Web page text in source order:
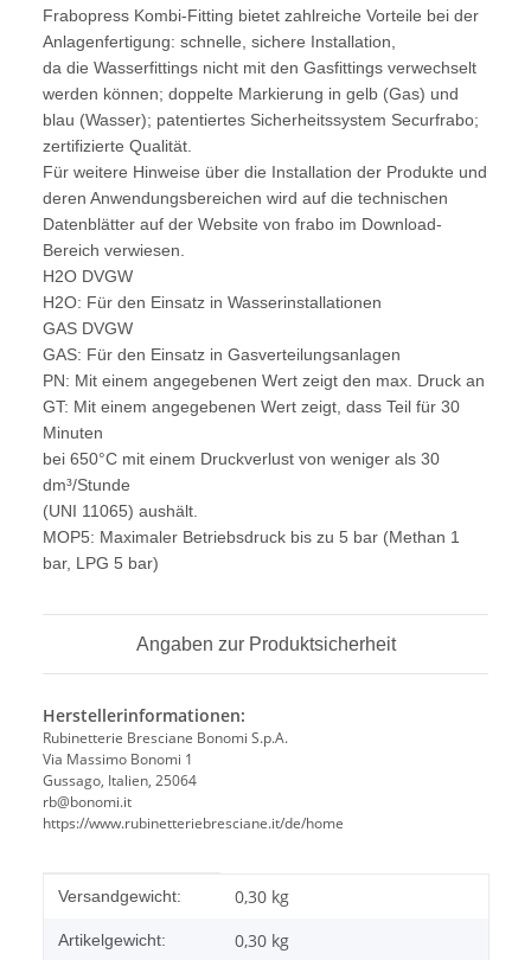
Frabopress Kombi-Fitting bietet zahlreiche Vorteile bei der
Anlagenfertigung: schnelle, sichere Installation,
da die Wasserfittings nicht mit den Gasfittings verwechselt
werden können; doppelte Markierung in gelb (Gas) und
blau (Wasser); patentiertes Sicherheitssystem Securfrabo;
zertifizierte Qualität.
Für weitere Hinweise über die Installation der Produkte und
deren Anwendungsbereichen wird auf die technischen
Datenblätter auf der Website von frabo im Download-
Bereich verwiesen.
H2O DVGW
H2O: Für den Einsatz in Wasserinstallationen
GAS DVGW
GAS: Für den Einsatz in Gasverteilungsanlagen
PN: Mit einem angegebenen Wert zeigt den max. Druck an
GT: Mit einem angegebenen Wert zeigt, dass Teil für 30
Minuten
bei 650°C mit einem Druckverlust von weniger als 30
dm³/Stunde
(UNI 11065) aushält.
MOP5: Maximaler Betriebsdruck bis zu 5 bar (Methan 1
bar, LPG 5 bar)
Angaben zur Produktsicherheit
Herstellerinformationen:
Rubinetterie Bresciane Bonomi S.p.A.
Via Massimo Bonomi 1
Gussago, Italien, 25064
rb@bonomi.it
https://www.rubinetteriebresciane.it/de/home
Produkteigenschaft
Wert
Versandgewicht: 0,30 kg
Artikelgewicht: 0,30 kg